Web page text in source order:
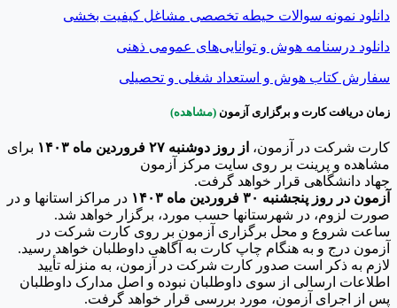
دانلود نمونه سوالات حیطه تخصصی مشاغل کیفیت بخشی
دانلود درسنامه هوش و توانایی‌های عمومی ذهنی
سفارش کتاب هوش و استعداد شغلی و تحصیلی
زمان دریافت کارت و برگزاری آزمون (مشاهده)
کارت شرکت در آزمون، از روز دوشنبه ۲۷ فروردین ماه ۱۴۰۳
برای
مشاهده و پرینت بر روی سایت مرکز آزمون
جهاد دانشگاهی قرار خواهد گرفت.
آزمون در روز پنجشنبه ۳۰ فروردین ماه ۱۴۰۳
در مراکز استانها و در
صورت لزوم، در شهرستانها حسب مورد، برگزار خواهد شد.
ساعت شروع و محل برگزاری آزمون بر روی کارت شرکت در
آزمون درج و به هنگام چاپ کارت به آگاهی داوطلبان خواهد رسید.
لازم به ذکر است صدور کارت شرکت در آزمون، به منزله تأیید
اطلاعات ارسالی از سوی داوطلبان نبوده و اصل مدارک داوطلبان
پس از اجرای آزمون، مورد بررسی قرار خواهد گرفت.